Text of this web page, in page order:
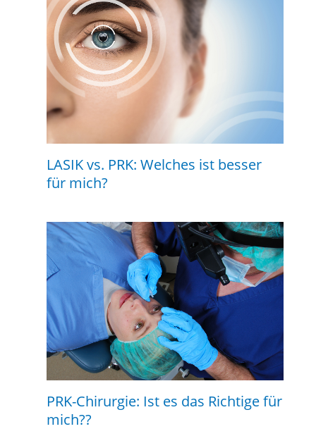
LASIK vs. PRK: Welches ist besser
für mich?
PRK-Chirurgie: Ist es das Richtige für
mich??